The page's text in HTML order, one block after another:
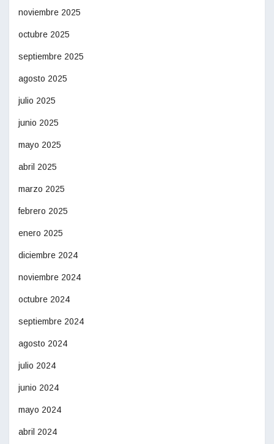
noviembre 2025
octubre 2025
septiembre 2025
agosto 2025
julio 2025
junio 2025
mayo 2025
abril 2025
marzo 2025
febrero 2025
enero 2025
diciembre 2024
noviembre 2024
octubre 2024
septiembre 2024
agosto 2024
julio 2024
junio 2024
mayo 2024
abril 2024